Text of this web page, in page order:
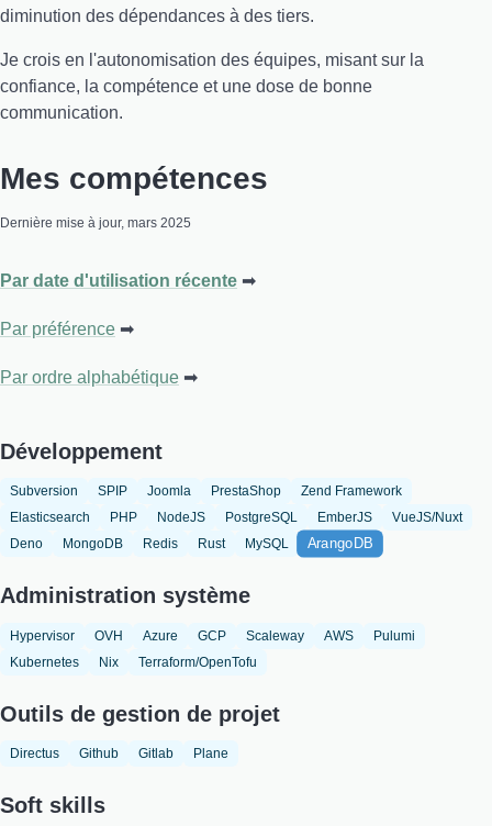
diminution des dépendances à des tiers.
Je crois en l'autonomisation des équipes, misant sur la
confiance, la compétence et une dose de bonne
communication.
Mes compétences
Dernière mise à jour, mars 2025
Par date d'utilisation récente
Par préférence
Par ordre alphabétique
Développement
Subversion SPIP Joomla PrestaShop
Zend Framework
Elasticsearch
PHP NodeJS PostgreSQL EmberJS
VueJS/Nuxt
Deno
MongoDB Redis Rust MySQL ArangoDB
Administration système
Hypervisor OVH Azure GCP Scaleway AWS
Pulumi
Kubernetes
Nix Terraform/OpenTofu
Outils de gestion de projet
Directus Github Gitlab Plane
Soft skills